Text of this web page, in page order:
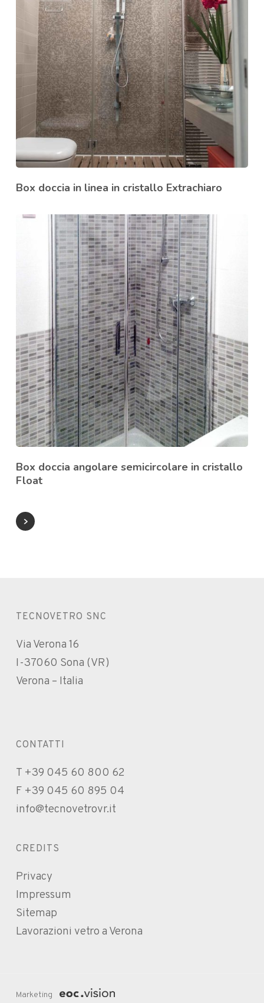
Box doccia in linea in cristallo Extrachiaro
Box doccia angolare semicircolare in cristallo
Float
TECNOVETRO SNC
Via Verona 16
I-37060 Sona (VR)
Verona – Italia
CONTATTI
T +39 045 60 800 62
F +39 045 60 895 04
info@tecnovetrovr.it
CREDITS
Privacy
Impressum
Sitemap
Lavorazioni vetro a Verona
Marketing